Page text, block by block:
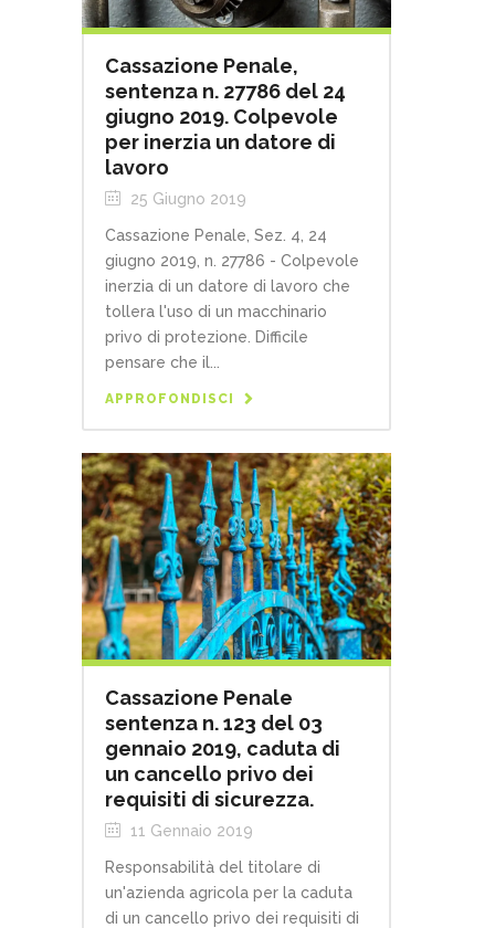
Cassazione Penale,
sentenza n. 27786 del 24
giugno 2019. Colpevole
per inerzia un datore di
lavoro
25 Giugno 2019
Cassazione Penale, Sez. 4, 24
giugno 2019, n. 27786 - Colpevole
inerzia di un datore di lavoro che
tollera l'uso di un macchinario
privo di protezione. Difficile
pensare che il...
APPROFONDISCI
Cassazione Penale
sentenza n. 123 del 03
gennaio 2019, caduta di
un cancello privo dei
requisiti di sicurezza.
11 Gennaio 2019
Responsabilità del titolare di
un'azienda agricola per la caduta
di un cancello privo dei requisiti di